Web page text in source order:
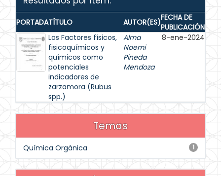
PORTADATÍTULO AUTOR(ES)FECHA DE
PUBLICACIÓN
Los Factores físicos,
fisicoquímicos y
químicos como
potenciales
indicadores de
zarzamora (Rubus
spp.)
Alma
Noemi
Pineda
Mendoza
8-ene-2024
Temas
1
Química Orgánica